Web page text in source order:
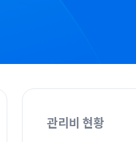
관리비 현황